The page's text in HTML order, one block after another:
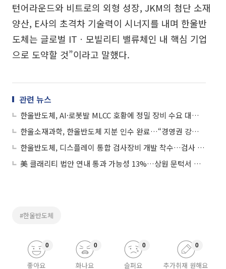
턴어라운드와 비트로의 외형 성장, JKM의 첨단 소재
양산, E사의 초격차 기술력이 시너지를 내며 한울반
도체는 글로벌 ITㆍ모빌리티 밸류체인 내 핵심 기업
으로 도약할 것”이라고 말했다.
관련 뉴스
한울반도체, AI·로봇발 MLCC 호황에 정밀 장비 수요 대응…사업 다각화 속도
한울소재과학, 한울반도체 지분 인수 완료…“경영권 강화ㆍ오버행 해소”
한울반도체, 디스플레이 통합 검사장비 개발 착수…검사 공정 고도화 대응
美 클래리티 법안 연내 통과 가능성 13%…상원 문턱서 제동
#한울반도체
좋아요
0
화나요
0
슬퍼요
0
추가취재 원해요
0